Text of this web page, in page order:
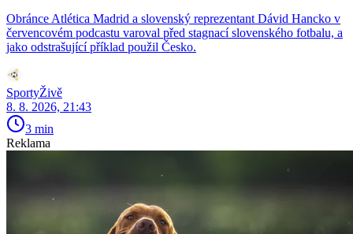
Obránce Atlética Madrid a slovenský reprezentant Dávid Hancko v
červencovém podcastu varoval před stagnací slovenského fotbalu, a
jako odstrašující příklad použil Česko.
SportyŽivě
8. 8. 2026, 21:43
3 min
Reklama